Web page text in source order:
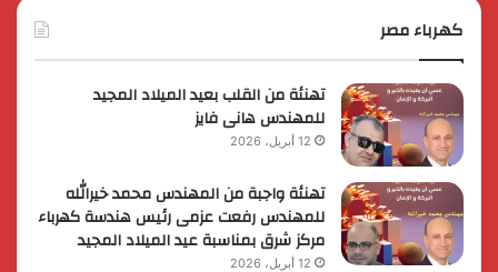
البحرين؟
كهرباء مصر
تهنئة من القلب بعيد الميلاد المجيد
للمهندس هانى فايز
12 أبريل، 2026
تهنئة واجبة من المهندس محمد خيرالله
للمهندس رفعت عزمى رئيس هندسة كهرباء
مركز شرق بمناسبة عيد الميلاد المجيد
12 أبريل، 2026